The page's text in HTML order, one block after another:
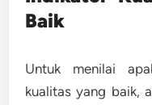
Baik
Untuk menilai
kualitas yang baik,